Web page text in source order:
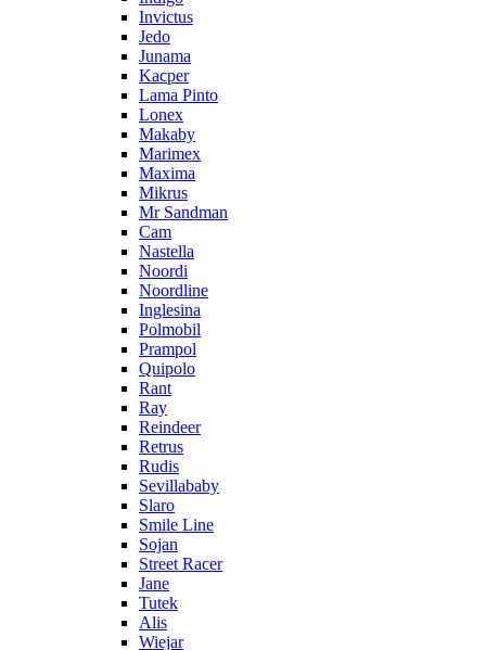
Invictus
Jedo
Junama
Kacper
Lama Pinto
Lonex
Makaby
Marimex
Maxima
Mikrus
Mr Sandman
Cam
Nastella
Noordi
Noordline
Inglesina
Polmobil
Prampol
Quipolo
Rant
Ray
Reindeer
Retrus
Rudis
Sevillababy
Slaro
Smile Line
Sojan
Street Racer
Jane
Tutek
Alis
Wiejar